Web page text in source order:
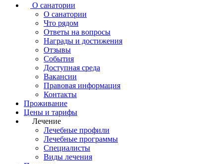
О санатории
О санатории
Что рядом
Ответы на вопросы
Награды и достижения
Отзывы
События
Доступная среда
Вакансии
Правовая информация
Контакты
Проживание
Цены и тарифы
Лечение
Лечебные профили
Лечебные программы
Специалисты
Виды лечения